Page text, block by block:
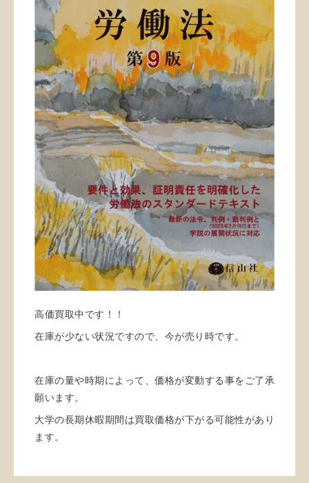
高価買取中です！！
在庫が少ない状況ですので、今が売り時です。
在庫の量や時期によって、価格が変動する事をご了承
願います。
大学の長期休暇期間は買取価格が下がる可能性があり
ます。